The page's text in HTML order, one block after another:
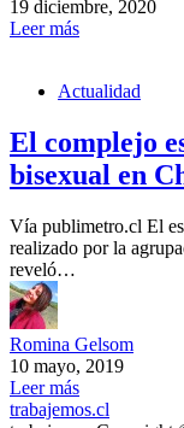
19 diciembre, 2020
Leer más
Actualidad
El complejo
bisexual en
Vía publimetro.cl El
realizado por la
reveló…
Romina Gelsom
10 mayo, 2019
Leer más
trabajemos.cl